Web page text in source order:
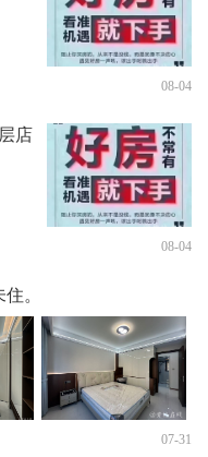
08-04
店
08-04
。
07-31